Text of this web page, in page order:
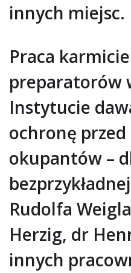
innych miejsc.
Praca
preparatorów
Instytucie
ochronę
okupantów –
Rudolfa
Herzig, dr
innych